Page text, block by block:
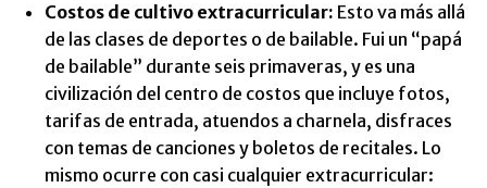
Costos de cultivo extracurricular: Esto va más allá
de las clases de deportes o de bailable. Fui un “papá
de bailable” durante seis primaveras, y es una
civilización del centro de costos que incluye fotos,
tarifas de entrada, atuendos a charnela, disfraces
con temas de canciones y boletos de recitales. Lo
mismo ocurre con casi cualquier extracurricular: